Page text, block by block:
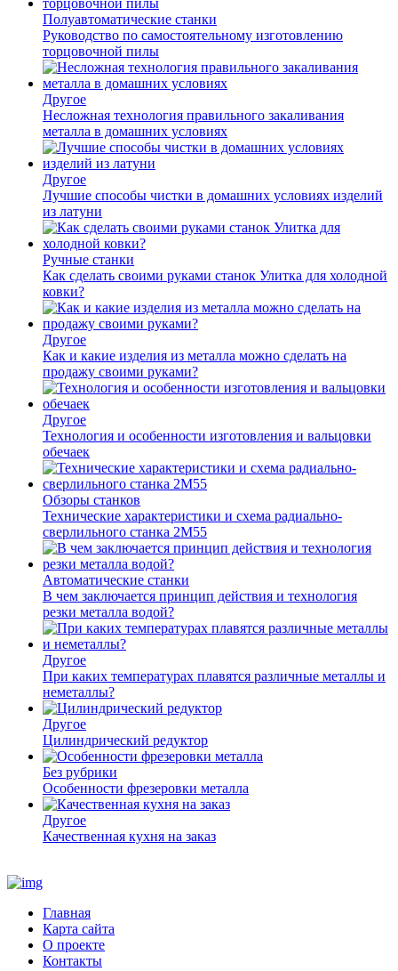
Полуавтоматические станки
Руководство по самостоятельному изготовлению
торцовочной пилы
Другое
Несложная технология правильного закаливания
металла в домашних условиях
Другое
Лучшие способы чистки в домашних условиях изделий
из латуни
Ручные станки
Как сделать своими руками станок Улитка для холодной
ковки?
Другое
Как и какие изделия из металла можно сделать на
продажу своими руками?
Другое
Технология и особенности изготовления и вальцовки
обечаек
Обзоры станков
Технические характеристики и схема радиально-
сверлильного станка 2М55
Автоматические станки
В чем заключается принцип действия и технология
резки металла водой?
Другое
При каких температурах плавятся различные металлы и
неметаллы?
Другое
Цилиндрический редуктор
Без рубрики
Особенности фрезеровки металла
Другое
Качественная кухня на заказ
Главная
Карта сайта
О проекте
Контакты